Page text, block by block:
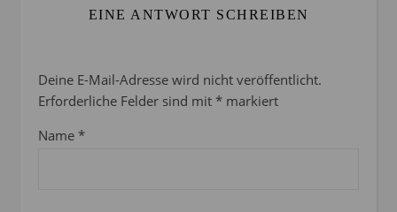
EINE ANTWORT SCHREIBEN
Deine E-Mail-Adresse wird nicht veröffentlicht.
Erforderliche Felder sind mit * markiert
Name *